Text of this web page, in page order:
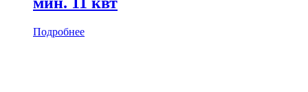
Подробнее